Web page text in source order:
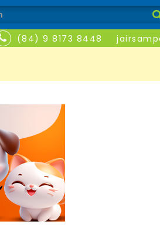
(84) 9 8173 8448